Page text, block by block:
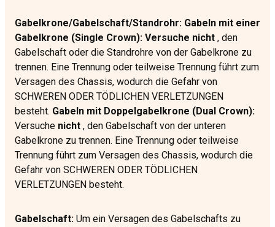
Gabelkrone/Gabelschaft/Standrohr: Gabeln mit einer
Gabelkrone (Single Crown): Versuche nicht , den
Gabelschaft oder die Standrohre von der Gabelkrone zu
trennen. Eine Trennung oder teilweise Trennung führt zum
Versagen des Chassis, wodurch die Gefahr von
SCHWEREN ODER TÖDLICHEN VERLETZUNGEN
besteht. Gabeln mit Doppelgabelkrone (Dual Crown):
Versuche nicht , den Gabelschaft von der unteren
Gabelkrone zu trennen. Eine Trennung oder teilweise
Trennung führt zum Versagen des Chassis, wodurch die
Gefahr von SCHWEREN ODER TÖDLICHEN
VERLETZUNGEN besteht.
Gabelschaft: Um ein Versagen des Gabelschafts zu